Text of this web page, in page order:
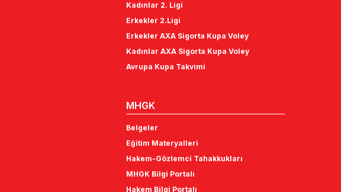
Kadınlar 2. Ligi
Erkekler 2.Ligi
Erkekler AXA Sigorta Kupa Voley
Kadınlar AXA Sigorta Kupa Voley
Avrupa Kupa Takvimi
MHGK
Belgeler
Eğitim Materyalleri
Hakem-Gözlemci Tahakkukları
MHGK Bilgi Portalı
Hakem Bilgi Portalı